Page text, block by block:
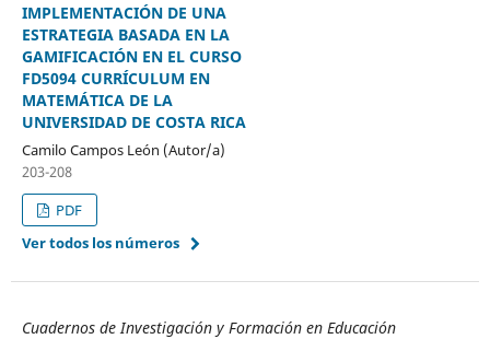
IMPLEMENTACIÓN DE UNA
ESTRATEGIA BASADA EN LA
GAMIFICACIÓN EN EL CURSO
FD5094 CURRÍCULUM EN
MATEMÁTICA DE LA
UNIVERSIDAD DE COSTA RICA
Camilo Campos León (Autor/a)
203-208
PDF
Ver todos los números
Cuadernos de Investigación y Formación en Educación